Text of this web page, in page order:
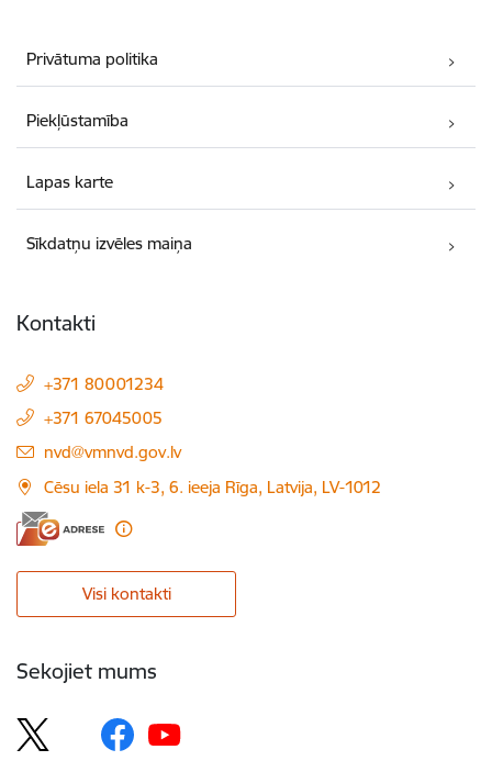
Privātuma politika
Piekļūstamība
Lapas karte
Sīkdatņu izvēles maiņa
Kontakti
+371 80001234
+371 67045005
E-pasts:
nvd@vmnvd.gov.lv
Cēsu iela 31 k-3, 6. ieeja Rīga, Latvija, LV-1012
Visi kontakti
Sekojiet mums